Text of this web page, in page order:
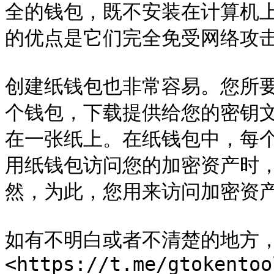
全的钱包，既不安装在计算机
的优点是它们完全免受网络攻
创建纸钱包也非常容易。您
个钱包，下载提供给您的密钥
在一张纸上。在纸钱包中，每
用纸钱包访问您的加密资产时
然，为此，您用来访问加密资
如有不明白或者不清楚的地方